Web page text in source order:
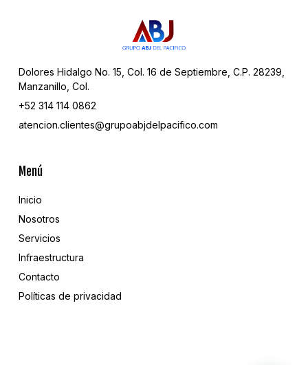
Dolores Hidalgo No. 15, Col. 16 de Septiembre, C.P. 28239,
Manzanillo, Col.
+52 314 114 0862
atencion.clientes@grupoabjdelpacifico.com
Menú
Inicio
Nosotros
Servicios
Infraestructura
Contacto
Políticas de privacidad